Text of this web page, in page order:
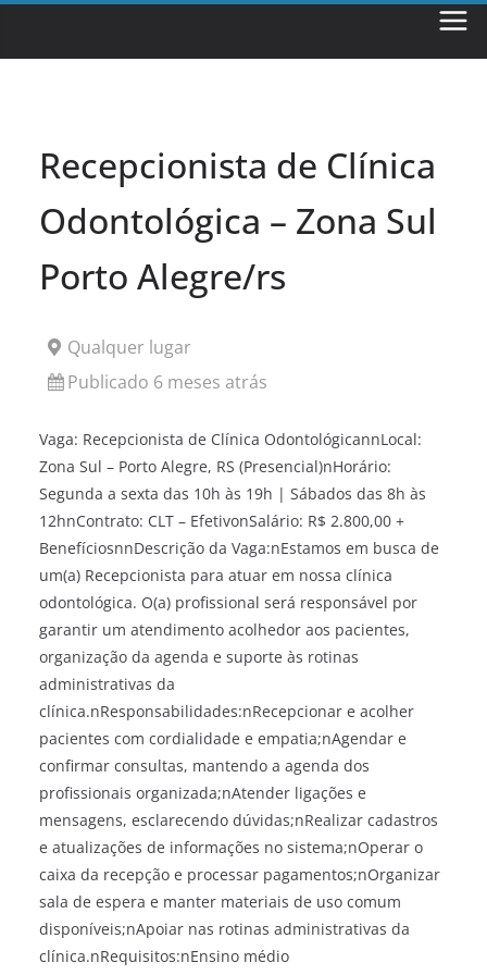
Recepcionista de Clínica
Odontológica – Zona Sul
Porto Alegre/rs
Qualquer lugar
Publicado 6 meses atrás
Vaga: Recepcionista de Clínica OdontológicannLocal:
Zona Sul – Porto Alegre, RS (Presencial)nHorário:
Segunda a sexta das 10h às 19h | Sábados das 8h às
12hnContrato: CLT – EfetivonSalário: R$ 2.800,00 +
BenefíciosnnDescrição da Vaga:nEstamos em busca de
um(a) Recepcionista para atuar em nossa clínica
odontológica. O(a) profissional será responsável por
garantir um atendimento acolhedor aos pacientes,
organização da agenda e suporte às rotinas
administrativas da
clínica.nResponsabilidades:nRecepcionar e acolher
pacientes com cordialidade e empatia;nAgendar e
confirmar consultas, mantendo a agenda dos
profissionais organizada;nAtender ligações e
mensagens, esclarecendo dúvidas;nRealizar cadastros
e atualizações de informações no sistema;nOperar o
caixa da recepção e processar pagamentos;nOrganizar
sala de espera e manter materiais de uso comum
disponíveis;nApoiar nas rotinas administrativas da
clínica.nRequisitos:nEnsino médio